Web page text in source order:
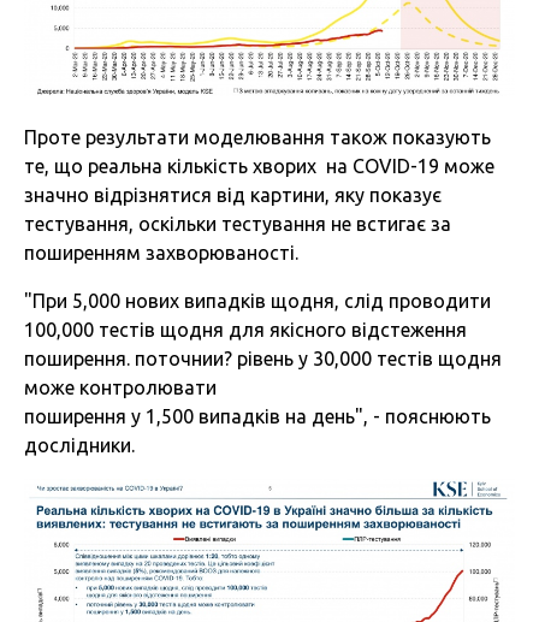
Проте результати моделювання також показують
те, що реальна кількість хворих на COVID-19 може
значно відрізнятися від картини, яку показує
тестування, оскільки тестування не встигає за
поширенням захворюваності.
"При 5,000 нових випадків щодня, слід проводити
100,000 тестів щодня для якісного відстеження
поширення. поточнии? рівень у 30,000 тестів щодня
може контролювати
поширення у 1,500 випадків на день", - пояснюють
дослідники.